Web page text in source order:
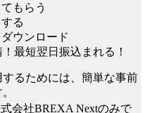
もらう
る
ウンロード
最短翌日振込まれる！
るためには、簡単な事前
会社BREXA Nextのみで